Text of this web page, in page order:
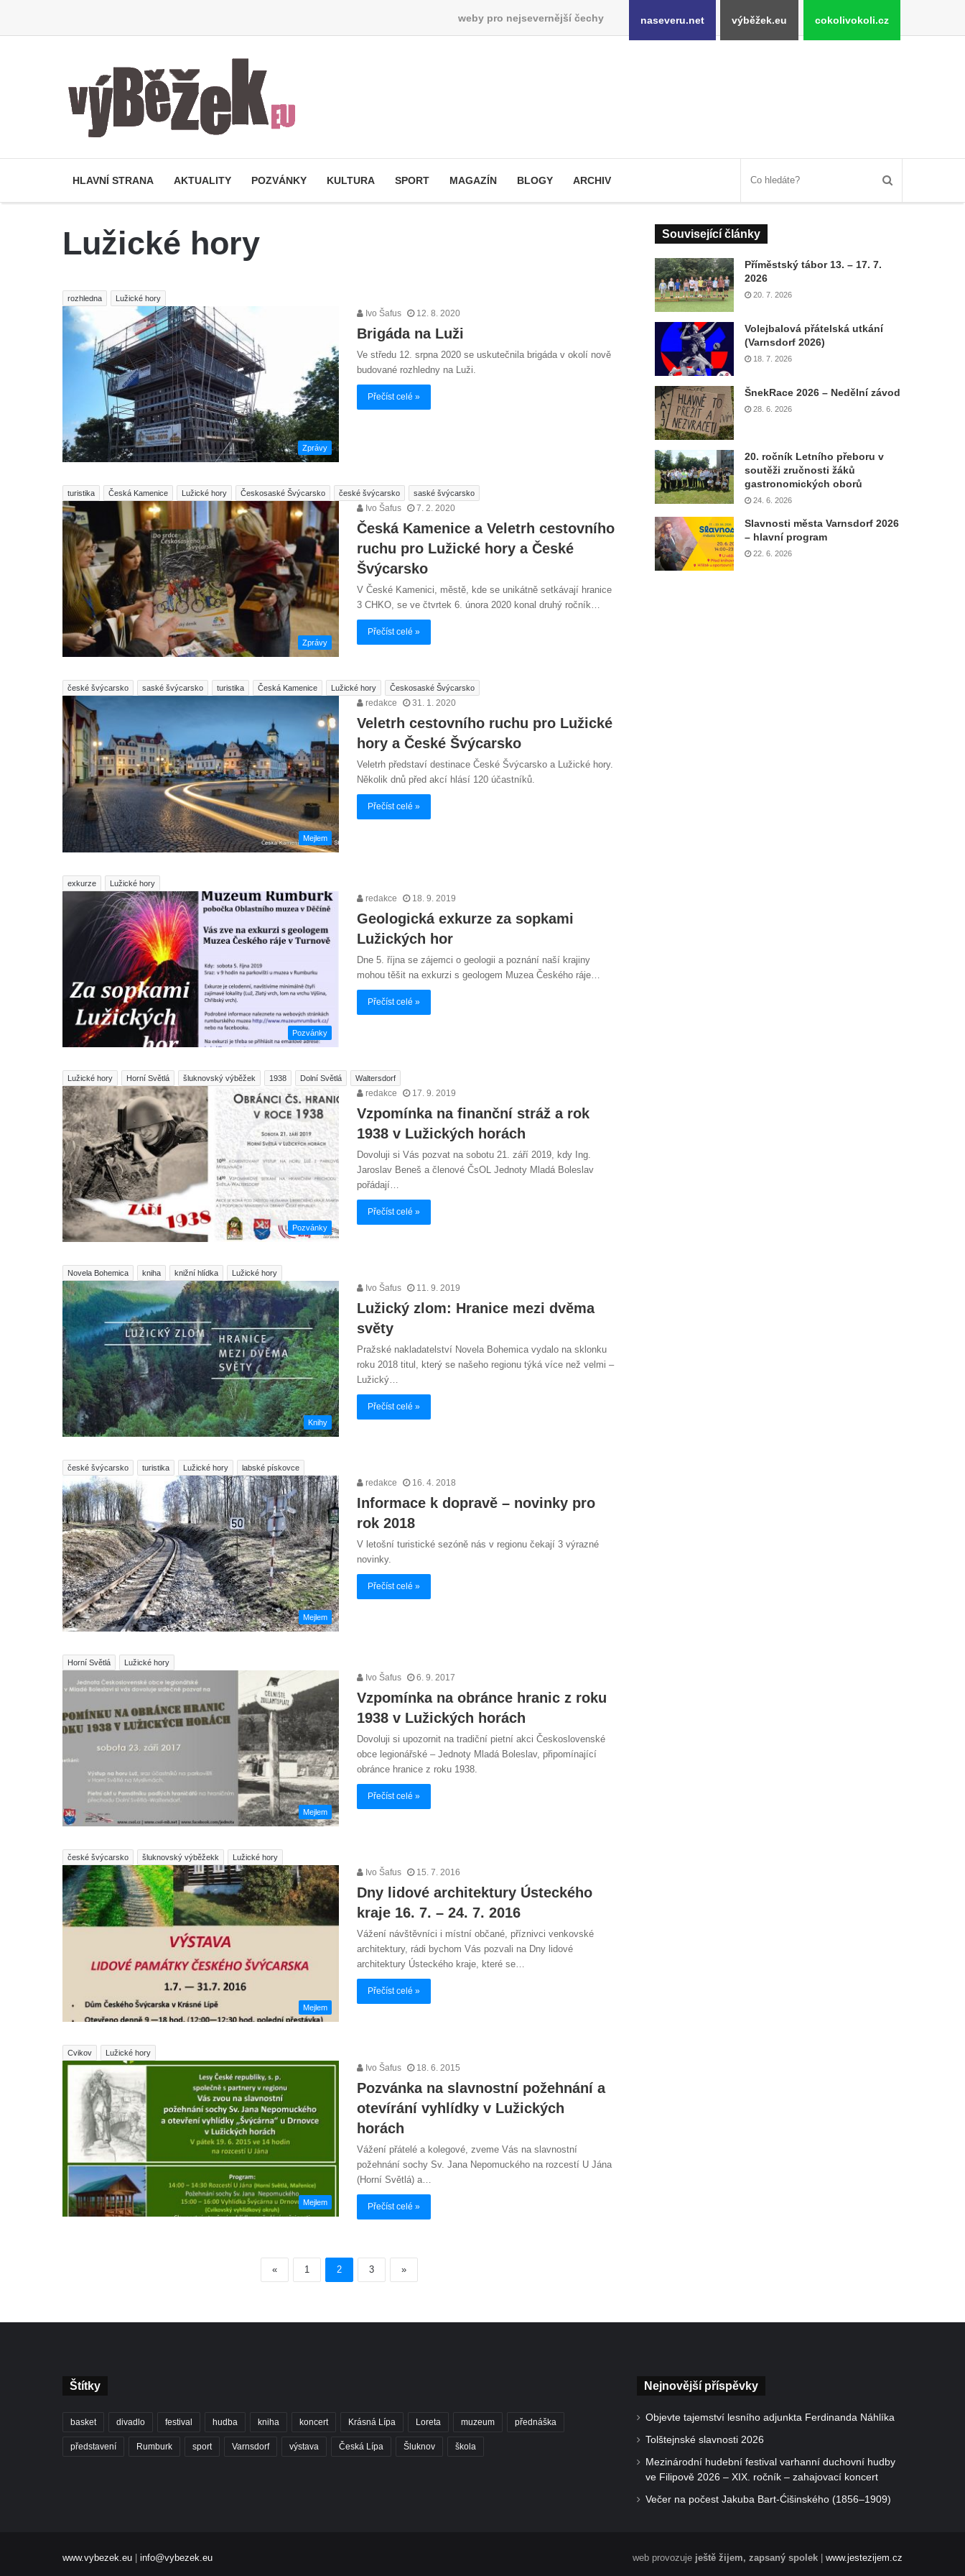
weby pro nejsevernější čechy naseveru.net výběžek.eu cokolivokoli.cz
HLAVNÍ STRANA AKTUALITY POZVÁNKY KULTURA SPORT MAGAZÍN BLOGY ARCHIV
Lužické hory
rozhledna Lužické hory
Zprávy
Ivo Šafus 12. 8. 2020
Brigáda na Luži
Ve středu 12. srpna 2020 se uskutečnila brigáda v okolí nově
budované rozhledny na Luži.
Přečíst celé »
turistika Česká Kamenice Lužické hory Českosaské Švýcarsko české švýcarsko saské švýcarsko
Zprávy
Ivo Šafus 7. 2. 2020
Česká Kamenice a Veletrh cestovního
ruchu pro Lužické hory a České
Švýcarsko
V České Kamenici, městě, kde se unikátně setkávají hranice
3 CHKO, se ve čtvrtek 6. února 2020 konal druhý ročník…
Přečíst celé »
české švýcarsko saské švýcarsko turistika Česká Kamenice Lužické hory Českosaské Švýcarsko
Mejlem
redakce 31. 1. 2020
Veletrh cestovního ruchu pro Lužické
hory a České Švýcarsko
Veletrh představí destinace České Švýcarsko a Lužické hory.
Několik dnů před akcí hlásí 120 účastníků.
Přečíst celé »
exkurze Lužické hory
Pozvánky
redakce 18. 9. 2019
Geologická exkurze za sopkami
Lužických hor
Dne 5. října se zájemci o geologii a poznání naší krajiny
mohou těšit na exkurzi s geologem Muzea Českého ráje…
Přečíst celé »
Lužické hory Horní Světlá šluknovský výběžek 1938 Dolní Světlá Waltersdorf
Pozvánky
redakce 17. 9. 2019
Vzpomínka na finanční stráž a rok
1938 v Lužických horách
Dovoluji si Vás pozvat na sobotu 21. září 2019, kdy Ing.
Jaroslav Beneš a členové ČsOL Jednoty Mladá Boleslav
pořádají…
Přečíst celé »
Novela Bohemica kniha knižní hlídka Lužické hory
Knihy
Ivo Šafus 11. 9. 2019
Lužický zlom: Hranice mezi dvěma
světy
Pražské nakladatelství Novela Bohemica vydalo na sklonku
roku 2018 titul, který se našeho regionu týká více než velmi –
Lužický…
Přečíst celé »
české švýcarsko turistika Lužické hory labské pískovce
Mejlem
redakce 16. 4. 2018
Informace k dopravě – novinky pro
rok 2018
V letošní turistické sezóně nás v regionu čekají 3 výrazné
novinky.
Přečíst celé »
Horní Světlá Lužické hory
Mejlem
Ivo Šafus 6. 9. 2017
Vzpomínka na obránce hranic z roku
1938 v Lužických horách
Dovoluji si upozornit na tradiční pietní akci Československé
obce legionářské – Jednoty Mladá Boleslav, připomínající
obránce hranice z roku 1938.
Přečíst celé »
české švýcarsko šluknovský výběžekk Lužické hory
Mejlem
Ivo Šafus 15. 7. 2016
Dny lidové architektury Ústeckého
kraje 16. 7. – 24. 7. 2016
Vážení návštěvníci i místní občané, příznivci venkovské
architektury, rádi bychom Vás pozvali na Dny lidové
architektury Ústeckého kraje, které se…
Přečíst celé »
Cvikov Lužické hory
Mejlem
Ivo Šafus 18. 6. 2015
Pozvánka na slavnostní požehnání a
otevírání vyhlídky v Lužických
horách
Vážení přátelé a kolegové, zveme Vás na slavnostní
požehnání sochy Sv. Jana Nepomuckého na rozcestí U Jána
(Horní Světlá) a…
Přečíst celé »
« 1 2 3 »
Související články
Příměstský tábor 13. – 17. 7.
2026
20. 7. 2026
Volejbalová přátelská utkání
(Varnsdorf 2026)
18. 7. 2026
ŠnekRace 2026 – Nedělní závod
28. 6. 2026
20. ročník Letního přeboru v
soutěži zručnosti žáků
gastronomických oborů
24. 6. 2026
Slavnosti města Varnsdorf 2026
– hlavní program
22. 6. 2026
Štítky
basket divadlo festival hudba kniha koncert Krásná Lípa Loreta muzeum přednáška
představení Rumburk sport Varnsdorf výstava Česká Lípa Šluknov škola
Nejnovější příspěvky
Objevte tajemství lesního adjunkta Ferdinanda Náhlíka
Tolštejnské slavnosti 2026
Mezinárodní hudební festival varhanní duchovní hudby
ve Filipově 2026 – XIX. ročník – zahajovací koncert
Večer na počest Jakuba Bart-Ćišinského (1856–1909)
www.vybezek.eu | info@vybezek.eu web provozuje ještě žijem, zapsaný spolek | www.jestezijem.cz